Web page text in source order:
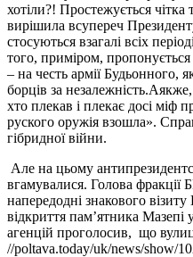
хотіли?! Простежується
вирішила всупереч
стосуються взагалі всіх
того, приміром,
– на честь армії Будьонного,
борців за
хто плекав і плекає досі міф
руского оружія взошла».
гібридної війни.
Але на цьому
вгамувалися. Голова фракції
напередодні знакового
відкриття пам’ятника Мазепі
агенцій проголосив, що
//poltava.today/uk/news/show/